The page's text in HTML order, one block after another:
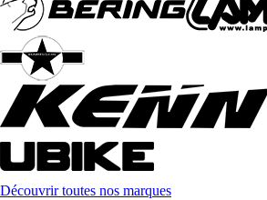
Découvrir toutes nos marques